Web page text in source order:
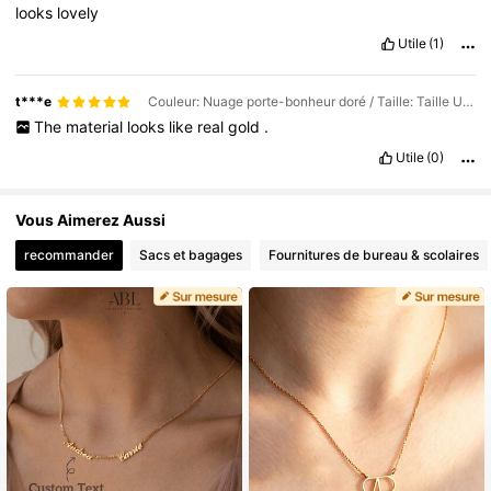
looks lovely
Utile (1)
t***e Couleur: Nuage porte-bonheur doré / Taille: Taille Unique / Type de style: collier
The material looks like real gold .
Utile (0)
Vous Aimerez Aussi
recommander Sacs et bagages Fournitures de bureau & scolaires